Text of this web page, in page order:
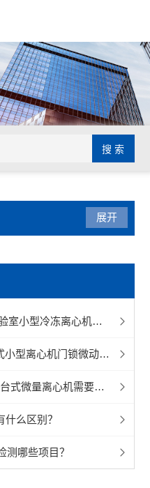
统
展开
离心机过滤网需要清洁吗？
离心机门锁微动开关修
心机需要注意哪些细节？
么区别？
测哪些项目？